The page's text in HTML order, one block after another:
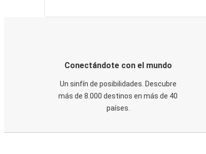
Conectándote con el mundo
Un sinfín de posibilidades. Descubre
más de 8.000 destinos en más de 40
países.